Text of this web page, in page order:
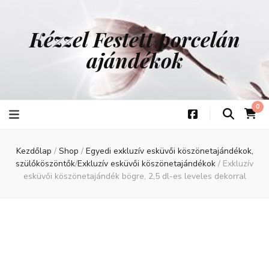
Kézzel Festett porcelán
ajándékok
0
Kezdőlap / Shop / Egyedi exkluzív esküvői köszönetajándékok,
szülőköszöntők/Exkluzív esküvői köszönetajándékok / Exkluzív
esküvői köszönetajándék bögre, 2,5 dl-es leveles dekorral